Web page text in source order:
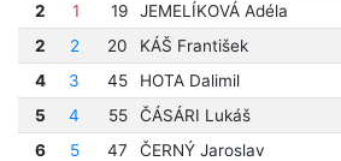
2
1 19 JEMELÍKOVÁ Adéla
2
2 20 KÁŠ František
4
3 45 HOTA Dalimil
5
4 55 ČÁSÁRI Lukáš
6
5 47 ČERNÝ Jaroslav